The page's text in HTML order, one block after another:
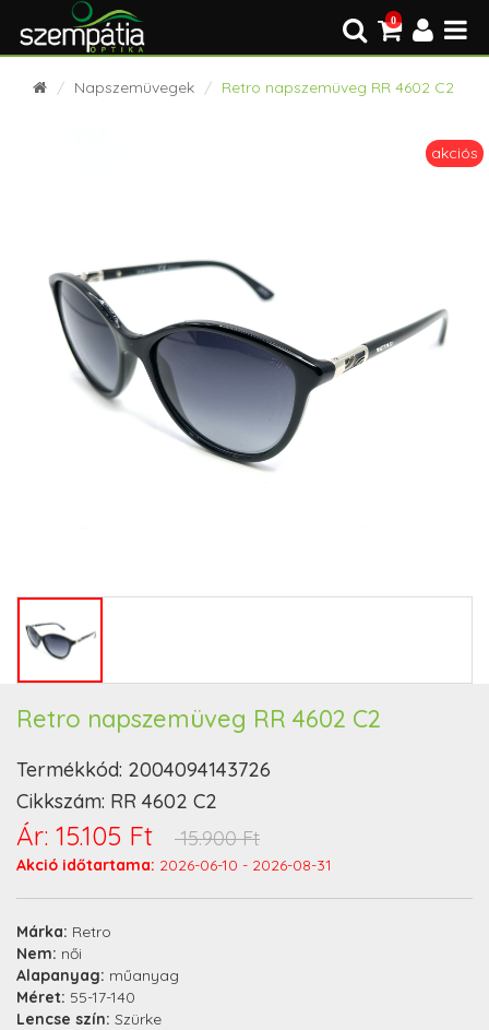
0
Napszemüvegek Retro napszemüveg RR 4602 C2
akciós
Retro napszemüveg RR 4602 C2
Termékkód: 2004094143726
Cikkszám: RR 4602 C2
Ár: 15.105 Ft 15.900 Ft
Akció időtartama: 2026-06-10 - 2026-08-31
Márka: Retro
Nem: női
Alapanyag: műanyag
Méret: 55-17-140
Lencse szín: Szürke